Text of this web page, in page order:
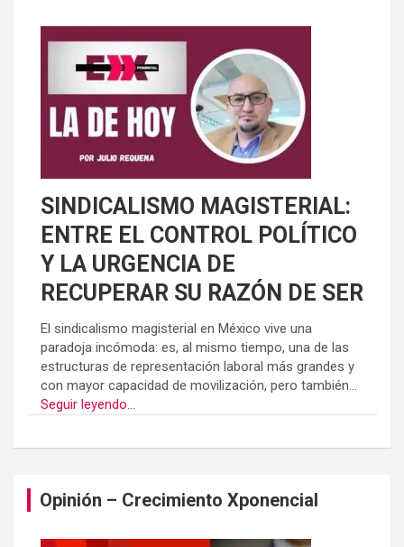
SINDICALISMO MAGISTERIAL:
ENTRE EL CONTROL POLÍTICO
Y LA URGENCIA DE
RECUPERAR SU RAZÓN DE SER
El sindicalismo magisterial en México vive una
paradoja incómoda: es, al mismo tiempo, una de las
estructuras de representación laboral más grandes y
con mayor capacidad de movilización, pero también...
Seguir leyendo...
Opinión – Crecimiento Xponencial